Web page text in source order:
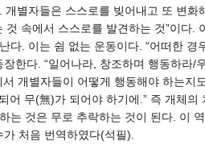
별자들은 스스로를 빚어내고 또 변
속에서 스스로를 발견하는 것”이다.
. 이는 쉼 없는 운동이다. “어떠한 경
한다. “일어나라, 창조하며 행동하라/
개별자들이 어떻게 행동해야 하는
무(無)가 되어야 하기에.” 즉 개체
는 것은 무로 추락하는 것이 된다. 이
처음 번역하였다(석필).